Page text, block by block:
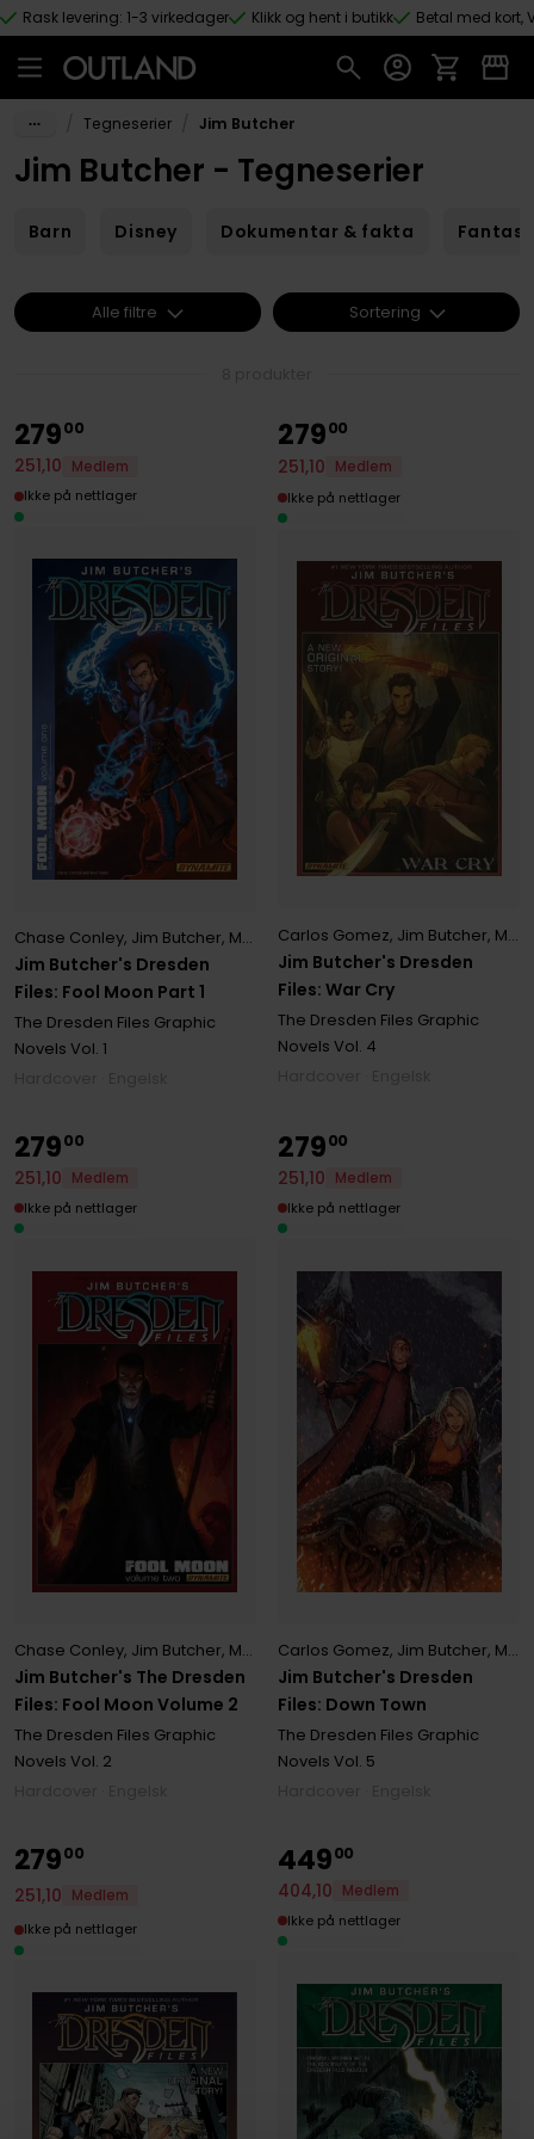
Hopp til hovedinnhold
Rask levering: 1-3 virkedager Klikk og hent i butikk Betal med kort,
Tegneserier Jim Butcher
Jim Butcher - Tegneserier
Barn Disney Dokumentar & fakta Fantasy
Jim Butcher's Dresden
Files: Fool Moon Part 1
Chase Conley, Jim Butcher, Mark Powers
The Dresden Files Graphic
Novels Vol. 1
27900
251,10
Medlem
Ikke på nettlager
Jim Butcher's Dresden
Files: War Cry
Carlos Gomez, Jim Butcher, Mark Powers
The Dresden Files Graphic
Novels Vol. 4
27900
251,10
Medlem
Ikke på nettlager
Jim Butcher's The Dresden
Files: Fool Moon Volume 2
Chase Conley, Jim Butcher, Mark Powers
The Dresden Files Graphic
Novels Vol. 2
27900
251,10
Medlem
Ikke på nettlager
Jim Butcher's Dresden
Files: Down Town
Carlos Gomez, Jim Butcher, Mark Powers
The Dresden Files Graphic
Novels Vol. 5
27900
251,10
Medlem
Ikke på nettlager
27900
251,10
Medlem
Ikke på nettlager
44900
404,10
Medlem
Ikke på nettlager
Alle filtre Sortering